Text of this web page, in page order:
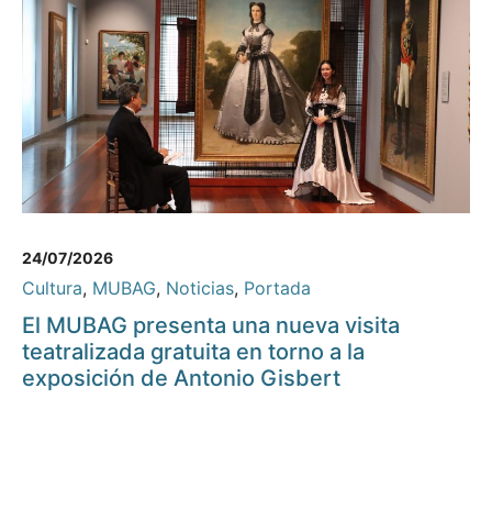
24/07/2026
Cultura, MUBAG, Noticias, Portada
El MUBAG presenta una nueva visita
teatralizada gratuita en torno a la
exposición de Antonio Gisbert